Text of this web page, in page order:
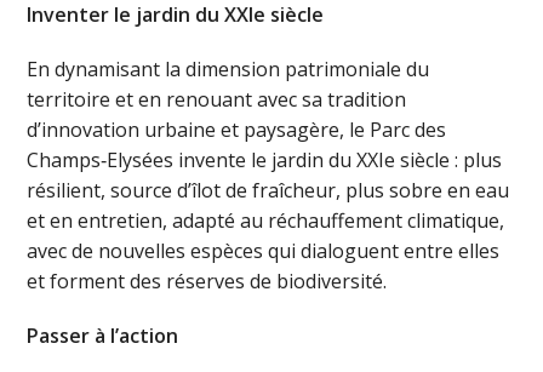
Inventer le jardin du XXIe siècle
En dynamisant la dimension patrimoniale du
territoire et en renouant avec sa tradition
d’innovation urbaine et paysagère, le Parc des
Champs‑Elysées invente le jardin du XXIe siècle : plus
résilient, source d’îlot de fraîcheur, plus sobre en eau
et en entretien, adapté au réchauffement climatique,
avec de nouvelles espèces qui dialoguent entre elles
et forment des réserves de biodiversité.
Passer à l’action